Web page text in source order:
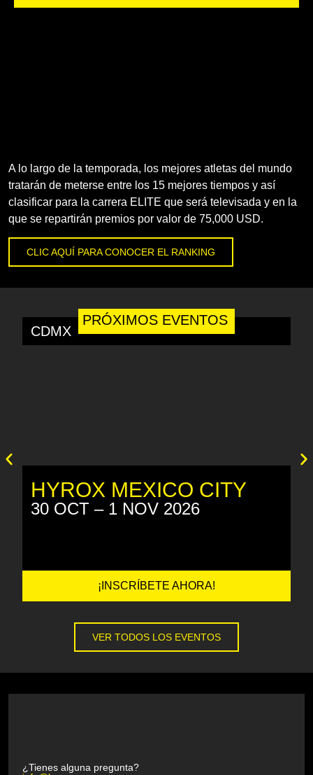
A lo largo de la temporada, los mejores atletas del mundo
tratarán de meterse entre los 15 mejores tiempos y así
clasificar para la carrera ELITE que será televisada y en la
que se repartirán premios por valor de 75,000 USD.
CLIC AQUÍ PARA CONOCER EL RANKING
PRÓXIMOS EVENTOS
CDMX
HYROX MEXICO CITY
30 OCT – 1 NOV 2026
¡INSCRÍBETE AHORA!
VER TODOS LOS EVENTOS
¿Tienes alguna pregunta?